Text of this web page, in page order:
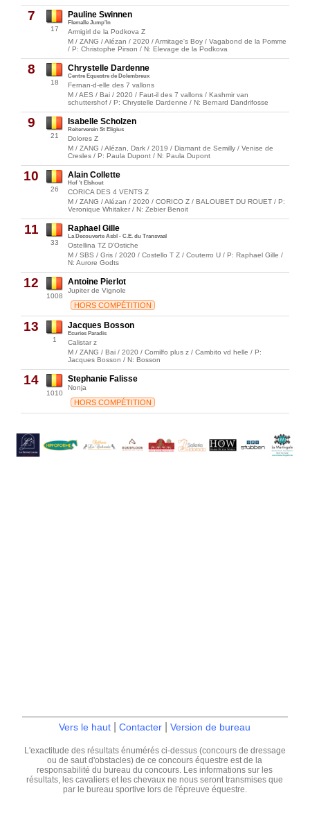
7
17
Pauline Swinnen
Flemalle Jump'In
Armigirl de la Podkova Z
M / ZANG / Alézan / 2020 / Armitage's Boy / Vagabond de la Pomme
/ P: Christophe Pirson / N: Elevage de la Podkova
8
18
Chrystelle Dardenne
Centre Equestre de Dolembreux
Fernan-d-elle des 7 vallons
M / AES / Bai / 2020 / Faut-il des 7 vallons / Kashmir van
schuttershof / P: Chrystelle Dardenne / N: Bernard Dandrifosse
9
21
Isabelle Scholzen
Reiterverein St Eligius
Dolores Z
M / ZANG / Alézan, Dark / 2019 / Diamant de Semilly / Venise de
Cresles / P: Paula Dupont / N: Paula Dupont
10
26
Alain Collette
Hof 't Elshout
CORICA DES 4 VENTS Z
M / ZANG / Alézan / 2020 / CORICO Z / BALOUBET DU ROUET / P:
Veronique Whitaker / N: Zebier Benoit
11
33
Raphael Gille
La Decouverte Asbl - C.E. du Transvaal
Ostellina TZ D'Ostiche
M / SBS / Gris / 2020 / Costello T Z / Couterro U / P: Raphael Gille /
N: Aurore Godts
12
1008
Antoine Pierlot
Jupiter de Vignole
HORS COMPÉTITION
13
1
Jacques Bosson
Ecuries Paradis
Calistar z
M / ZANG / Bai / 2020 / Comilfo plus z / Cambito vd helle / P:
Jacques Bosson / N: Bosson
14
1010
Stephanie Falisse
Nonja
HORS COMPÉTITION
Vers le haut |Contacter |Version de bureau
L'exactitude des résultats énumérés ci-dessus (concours de dressage
ou de saut d'obstacles) de ce concours équestre est de la
responsabilité du bureau du concours. Les informations sur les
résultats, les cavaliers et les chevaux ne nous seront transmises que
par le bureau sportive lors de l'épreuve équestre.